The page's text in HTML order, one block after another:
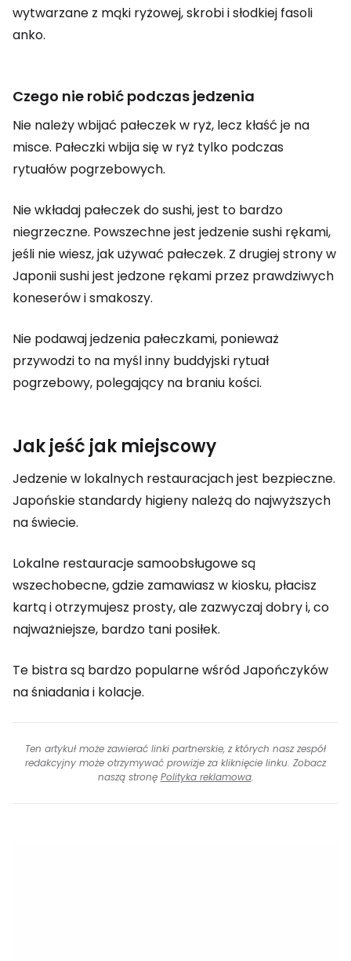
wytwarzane z mąki ryżowej, skrobi i słodkiej fasoli
anko.
Czego nie robić podczas jedzenia
Nie należy wbijać pałeczek w ryż, lecz kłaść je na
misce. Pałeczki wbija się w ryż tylko podczas
rytuałów pogrzebowych.
Nie wkładaj pałeczek do sushi, jest to bardzo
niegrzeczne. Powszechne jest jedzenie sushi rękami,
jeśli nie wiesz, jak używać pałeczek. Z drugiej strony w
Japonii sushi jest jedzone rękami przez prawdziwych
koneserów i smakoszy.
Nie podawaj jedzenia pałeczkami, ponieważ
przywodzi to na myśl inny buddyjski rytuał
pogrzebowy, polegający na braniu kości.
Jak jeść jak miejscowy
Jedzenie w lokalnych restauracjach jest bezpieczne.
Japońskie standardy higieny należą do najwyższych
na świecie.
Lokalne restauracje samoobsługowe są
wszechobecne, gdzie zamawiasz w kiosku, płacisz
kartą i otrzymujesz prosty, ale zazwyczaj dobry i, co
najważniejsze, bardzo tani posiłek.
Te bistra są bardzo popularne wśród Japończyków
na śniadania i kolacje.
Ten artykuł może zawierać linki partnerskie, z których nasz zespół
redakcyjny może otrzymywać prowizje za kliknięcie linku. Zobacz
naszą stronę Polityka reklamowa.